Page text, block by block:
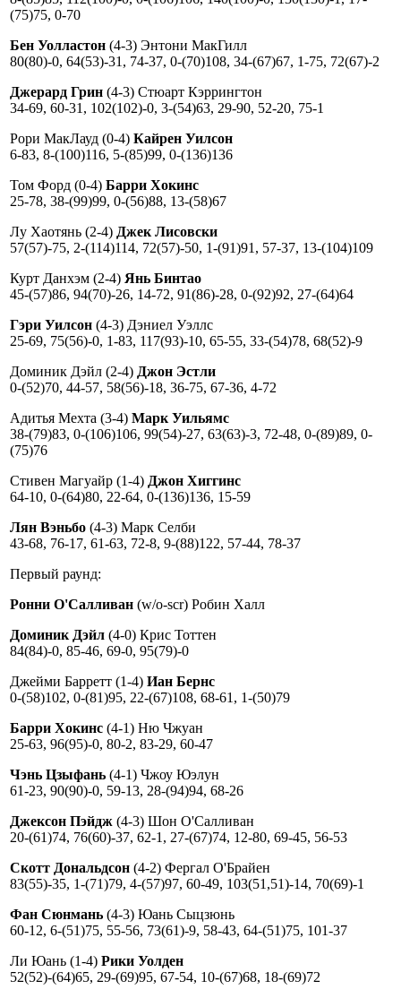
(75)75, 0-70
Бен Уолластон (4-3) Энтони МакГилл
80(80)-0, 64(53)-31, 74-37, 0-(70)108, 34-(67)67, 1-75, 72(67)-2
Джерард Грин (4-3) Стюарт Кэррингтон
34-69, 60-31, 102(102)-0, 3-(54)63, 29-90, 52-20, 75-1
Рори МакЛауд (0-4) Кайрен Уилсон
6-83, 8-(100)116, 5-(85)99, 0-(136)136
Том Форд (0-4) Барри Хокинс
25-78, 38-(99)99, 0-(56)88, 13-(58)67
Лу Хаотянь (2-4) Джек Лисовски
57(57)-75, 2-(114)114, 72(57)-50, 1-(91)91, 57-37, 13-(104)109
Курт Данхэм (2-4) Янь Бинтао
45-(57)86, 94(70)-26, 14-72, 91(86)-28, 0-(92)92, 27-(64)64
Гэри Уилсон (4-3) Дэниел Уэллс
25-69, 75(56)-0, 1-83, 117(93)-10, 65-55, 33-(54)78, 68(52)-9
Доминик Дэйл (2-4) Джон Эстли
0-(52)70, 44-57, 58(56)-18, 36-75, 67-36, 4-72
Адитья Мехта (3-4) Марк Уильямс
38-(79)83, 0-(106)106, 99(54)-27, 63(63)-3, 72-48, 0-(89)89, 0-
(75)76
Стивен Магуайр (1-4) Джон Хиггинс
64-10, 0-(64)80, 22-64, 0-(136)136, 15-59
Лян Вэньбо (4-3) Марк Селби
43-68, 76-17, 61-63, 72-8, 9-(88)122, 57-44, 78-37
Первый раунд:
Ронни О'Салливан (w/o-scr) Робин Халл
Доминик Дэйл (4-0) Крис Тоттен
84(84)-0, 85-46, 69-0, 95(79)-0
Джейми Барретт (1-4) Иан Бернс
0-(58)102, 0-(81)95, 22-(67)108, 68-61, 1-(50)79
Барри Хокинс (4-1) Ню Чжуан
25-63, 96(95)-0, 80-2, 83-29, 60-47
Чэнь Цзыфань (4-1) Чжоу Юэлун
61-23, 90(90)-0, 59-13, 28-(94)94, 68-26
Джексон Пэйдж (4-3) Шон О'Салливан
20-(61)74, 76(60)-37, 62-1, 27-(67)74, 12-80, 69-45, 56-53
Скотт Дональдсон (4-2) Фергал О'Брайен
83(55)-35, 1-(71)79, 4-(57)97, 60-49, 103(51,51)-14, 70(69)-1
Фан Сюнмань (4-3) Юань Сыцзюнь
60-12, 6-(51)75, 55-56, 73(61)-9, 58-43, 64-(51)75, 101-37
Ли Юань (1-4) Рики Уолден
52(52)-(64)65, 29-(69)95, 67-54, 10-(67)68, 18-(69)72